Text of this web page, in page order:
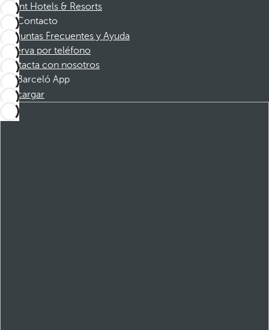
Dorint Hotels & Resorts
Contacto
Preguntas Frecuentes y Ayuda
Reserva por teléfono
Contacta con nosotros
Barceló App
Descargar